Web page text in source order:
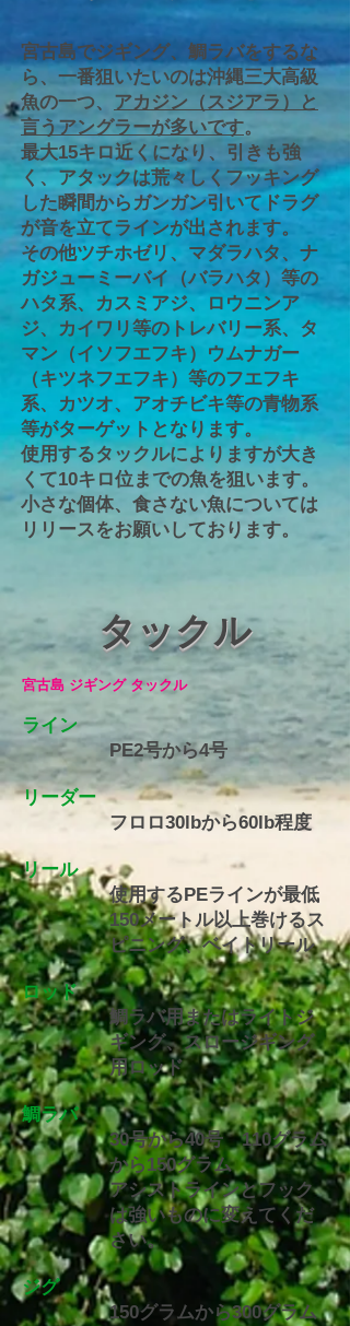
宮古島でジギング、鯛ラバをするな
ら、一番狙いたいのは沖縄三大高級
魚の一つ、 アカジン（スジアラ）と
言うアングラーが多いです。
最大15キロ近くになり、引きも強
く、アタックは荒々しくフッキング
した瞬間からガンガン引いてドラグ
が音を立てラインが出されます。
その他ツチホゼリ、マダラハタ、ナ
ガジューミーバイ（バラハタ）等の
ハタ系、カスミアジ、ロウニンア
ジ、カイワリ等のトレバリー系、タ
マン（イソフエフキ）ウムナガー
（キツネフエフキ）等のフエフキ
系、カツオ、アオチビキ等の青物系
等がターゲットとなります。
​使用するタックルによりますが大き
くて10キロ位までの魚を狙います。
小さな個体、食さない魚については
リリースをお願いしております。
タックル
宮古島 ジギング タックル
ライン
PE2号から4号
リーダー
フロロ30lbから60lb程度
リール
使用するPEラインが最低
150メートル以上巻けるス
ピニング、ベイトリール
ロッド
鯛ラバ用またはライトジ
ギング、スロージギング
用ロッド
鯛ラバ
30号から40号 110グラム
から150グラム
アシストラインとフック
は強いものに変えてくだ
さい。
ジグ
150グラムから300グラム